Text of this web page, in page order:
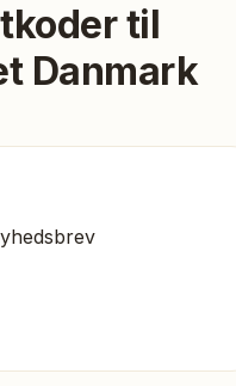
til
Danmark